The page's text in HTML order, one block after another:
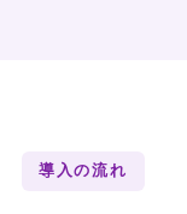
導入の流れ